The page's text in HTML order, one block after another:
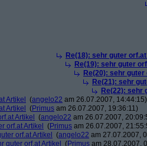
Re(18): sehr guter
Re(19): sehr guter
Re(20): sehr
Re(21): sehr
Re(22): sehr
Artikel
(angelo22 am 26.07.2007, 14:44:15)
Artikel
(Primus am 26.07.2007, 19:36:11)
Artikel
(angelo22 am 26.07.2007,
orf.at Artikel
(Primus am 26.07.2007,
orf.at Artikel
(angelo22 am 27.07.2007,
guter orf.at Artikel
(Primus am 28.07.2007,